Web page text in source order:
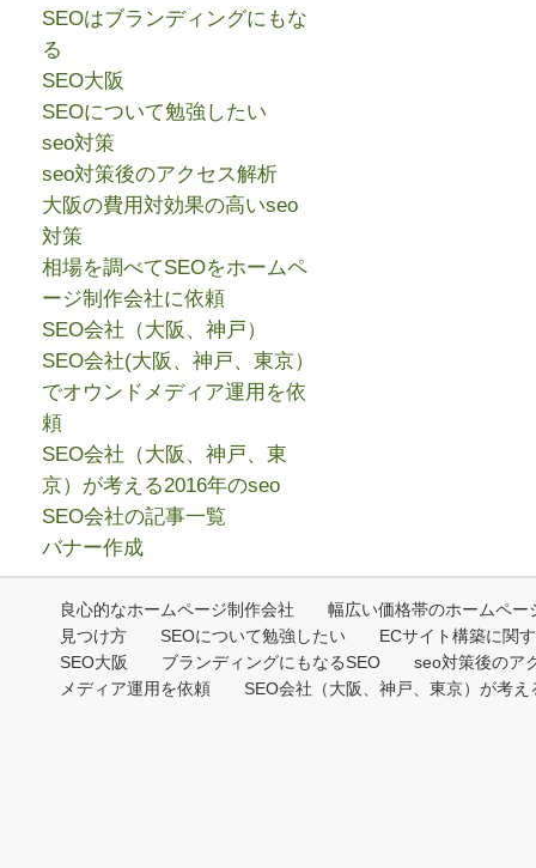
SEOはブランディングにもな
る
SEO大阪
SEOについて勉強したい
seo対策
seo対策後のアクセス解析
大阪の費用対効果の高いseo
対策
相場を調べてSEOをホームペ
ージ制作会社に依頼
SEO会社（大阪、神戸）
SEO会社(大阪、神戸、東京）
でオウンドメディア運用を依
頼
SEO会社（大阪、神戸、東
京）が考える2016年のseo
SEO会社の記事一覧
バナー作成
良心的なホームページ制作会社
幅広い価格帯のホームペー
見つけ方
SEOについて勉強したい
ECサイト構築に関
SEO大阪
ブランディングにもなるSEO
seo対策後のア
メディア運用を依頼
SEO会社（大阪、神戸、東京）が考